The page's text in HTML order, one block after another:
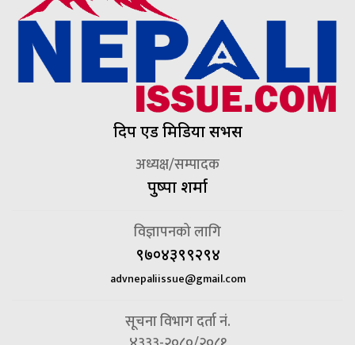
दिप एड मिडिया सर्भिस
अध्यक्ष/सम्पादक
पुष्पा शर्मा
विज्ञापनको लागि
९७०४३९९२९४
advnepaliissue@gmail.com
सूचना विभाग दर्ता नं.